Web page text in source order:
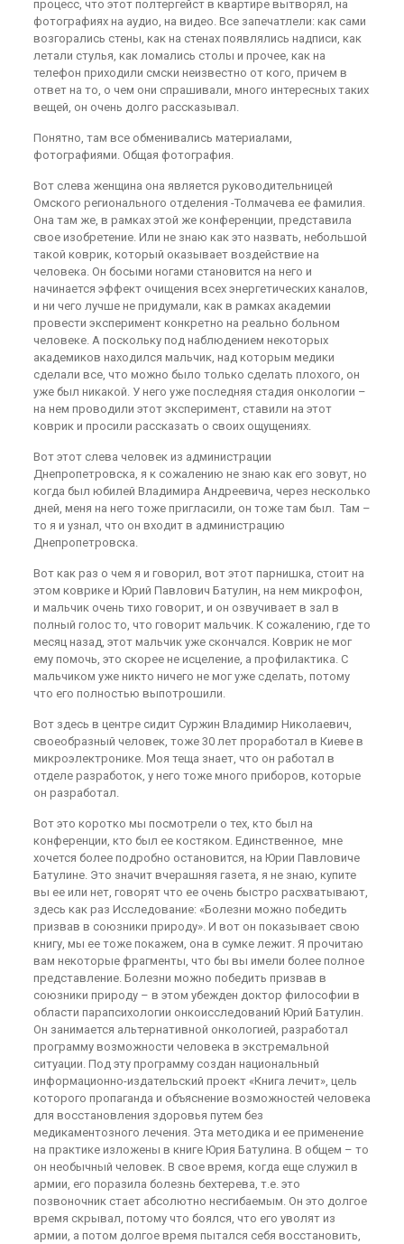
процесс, что этот полтергейст в квартире вытворял, на
фотографиях на аудио, на видео. Все запечатлели: как сами
возгорались стены, как на стенах появлялись надписи, как
летали стулья, как ломались столы и прочее, как на
телефон приходили смски неизвестно от кого, причем в
ответ на то, о чем они спрашивали, много интересных таких
вещей, он очень долго рассказывал.
Понятно, там все обменивались материалами,
фотографиями. Общая фотография.
Вот слева женщина она является руководительницей
Омского регионального отделения -Толмачева ее фамилия.
Она там же, в рамках этой же конференции, представила
свое изобретение. Или не знаю как это назвать, небольшой
такой коврик, который оказывает воздействие на
человека. Он босыми ногами становится на него и
начинается эффект очищения всех энергетических каналов,
и ни чего лучше не придумали, как в рамках академии
провести эксперимент конкретно на реально больном
человеке. А поскольку под наблюдением некоторых
академиков находился мальчик, над которым медики
сделали все, что можно было только сделать плохого, он
уже был никакой. У него уже последняя стадия онкологии –
на нем проводили этот эксперимент, ставили на этот
коврик и просили рассказать о своих ощущениях.
Вот этот слева человек из администрации
Днепропетровска, я к сожалению не знаю как его зовут, но
когда был юбилей Владимира Андреевича, через несколько
дней, меня на него тоже пригласили, он тоже там был. Там –
то я и узнал, что он входит в администрацию
Днепропетровска.
Вот как раз о чем я и говорил, вот этот парнишка, стоит на
этом коврике и Юрий Павлович Батулин, на нем микрофон,
и мальчик очень тихо говорит, и он озвучивает в зал в
полный голос то, что говорит мальчик. К сожалению, где то
месяц назад, этот мальчик уже скончался. Коврик не мог
ему помочь, это скорее не исцеление, а профилактика. С
мальчиком уже никто ничего не мог уже сделать, потому
что его полностью выпотрошили.
Вот здесь в центре сидит Суржин Владимир Николаевич,
своеобразный человек, тоже 30 лет проработал в Киеве в
микроэлектронике. Моя теща знает, что он работал в
отделе разработок, у него тоже много приборов, которые
он разработал.
Вот это коротко мы посмотрели о тех, кто был на
конференции, кто был ее костяком. Единственное, мне
хочется более подробно остановится, на Юрии Павловиче
Батулине. Это значит вчерашняя газета, я не знаю, купите
вы ее или нет, говорят что ее очень быстро расхватывают,
здесь как раз Исследование: «Болезни можно победить
призвав в союзники природу». И вот он показывает свою
книгу, мы ее тоже покажем, она в сумке лежит. Я прочитаю
вам некоторые фрагменты, что бы вы имели более полное
представление. Болезни можно победить призвав в
союзники природу – в этом убежден доктор философии в
области парапсихологии онкоисследований Юрий Батулин.
Он занимается альтернативной онкологией, разработал
программу возможности человека в экстремальной
ситуации. Под эту программу создан национальный
информационно-издательский проект «Книга лечит», цель
которого пропаганда и объяснение возможностей человека
для восстановления здоровья путем без
медикаментозного лечения. Эта методика и ее применение
на практике изложены в книге Юрия Батулина. В общем – то
он необычный человек. В свое время, когда еще служил в
армии, его поразила болезнь бехтерева, т.е. это
позвоночник стает абсолютно несгибаемым. Он это долгое
время скрывал, потому что боялся, что его уволят из
армии, а потом долгое время пытался себя восстановить,